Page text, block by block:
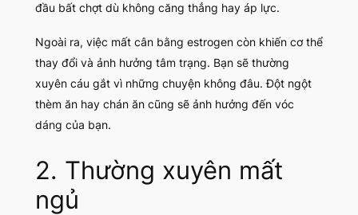
đầu bất chợt dù không căng thẳng hay áp lực.
Ngoài ra, việc mất cân bằng estrogen còn khiến cơ thể
thay đổi và ảnh hưởng tâm trạng. Bạn sẽ thường
xuyên cáu gắt vì những chuyện không đâu. Đột ngột
thèm ăn hay chán ăn cũng sẽ ảnh hưởng đến vóc
dáng của bạn.
2. Thường xuyên mất
ngủ